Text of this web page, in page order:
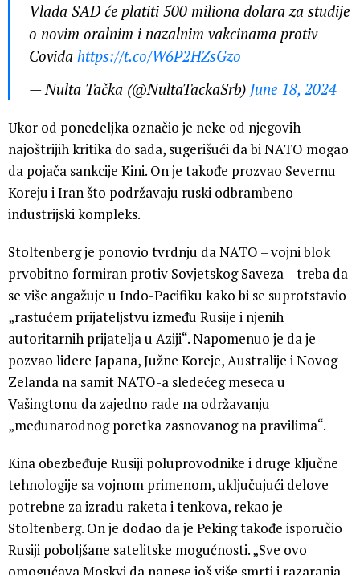
Vlada SAD će platiti 500 miliona dolara za studije
o novim oralnim i nazalnim vakcinama protiv
Covida https://t.co/W6P2HZsGzo
— Nulta Tačka (@NultaTackaSrb) June 18, 2024
Ukor od ponedeljka označio je neke od njegovih
najoštrijih kritika do sada, sugerišući da bi NATO mogao
da pojača sankcije Kini. On je takođe prozvao Severnu
Koreju i Iran što podržavaju ruski odbrambeno-
industrijski kompleks.
Stoltenberg je ponovio tvrdnju da NATO – vojni blok
prvobitno formiran protiv Sovjetskog Saveza – treba da
se više angažuje u Indo-Pacifiku kako bi se suprotstavio
„rastućem prijateljstvu između Rusije i njenih
autoritarnih prijatelja u Aziji“. Napomenuo je da je
pozvao lidere Japana, Južne Koreje, Australije i Novog
Zelanda na samit NATO-a sledećeg meseca u
Vašingtonu da zajedno rade na održavanju
„međunarodnog poretka zasnovanog na pravilima“.
Kina obezbeđuje Rusiji poluprovodnike i druge ključne
tehnologije sa vojnom primenom, uključujući delove
potrebne za izradu raketa i tenkova, rekao je
Stoltenberg. On je dodao da je Peking takođe isporučio
Rusiji poboljšane satelitske mogućnosti. „Sve ovo